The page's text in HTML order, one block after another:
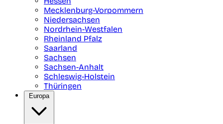
Mecklenburg-Vorpommern
Niedersachsen
Nordrhein-Westfalen
Rheinland Pfalz
Saarland
Sachsen
Sachsen-Anhalt
Schleswig-Holstein
Thüringen
Europa